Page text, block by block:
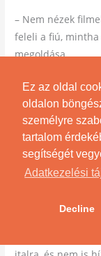
Ez az oldal
oldalon
személyre
tartalom
segítségét
Adatkezelési
Decline
– Nem nézek
feleli a fiú, mintha
megoldása.
– Akkor sosem
szárazon.
– Úgy hallottam,
csak úgy félvállról.
– Hogy őrülnék
nem kéne